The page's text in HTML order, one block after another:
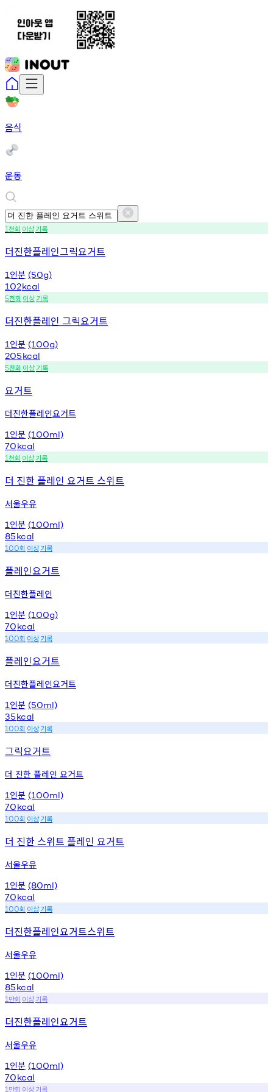
음식
운동
1천회 이상기록
더진한플레인그릭요거트
1 인분 (50g)
102kcal
5천회 이상기록
더진한플레인 그릭요거트
1 인분 (100g)
205kcal
5천회 이상기록
요거트
더진한플레인요거트
1 인분 (100ml)
70kcal
1천회 이상기록
더 진한 플레인 요거트 스위트
서울우유
1 인분 (100ml)
85kcal
100회 이상기록
플레인요거트
더진한플레인
1 인분 (100g)
70kcal
100회 이상기록
플레인요거트
더진한플레인요거트
1 인분 (50ml)
35kcal
100회 이상기록
그릭요거트
더 진한 플레인 요거트
1 인분 (100ml)
70kcal
100회 이상기록
더 진한 스위트 플레인 요거트
서울우유
1 인분 (80ml)
70kcal
100회 이상기록
더진한플레인요거트스위트
서울우유
1 인분 (100ml)
85kcal
1 만회 이상기록
더진한플레인요거트
서울우유
1 인분 (100ml)
70kcal
1 만회 이상기록